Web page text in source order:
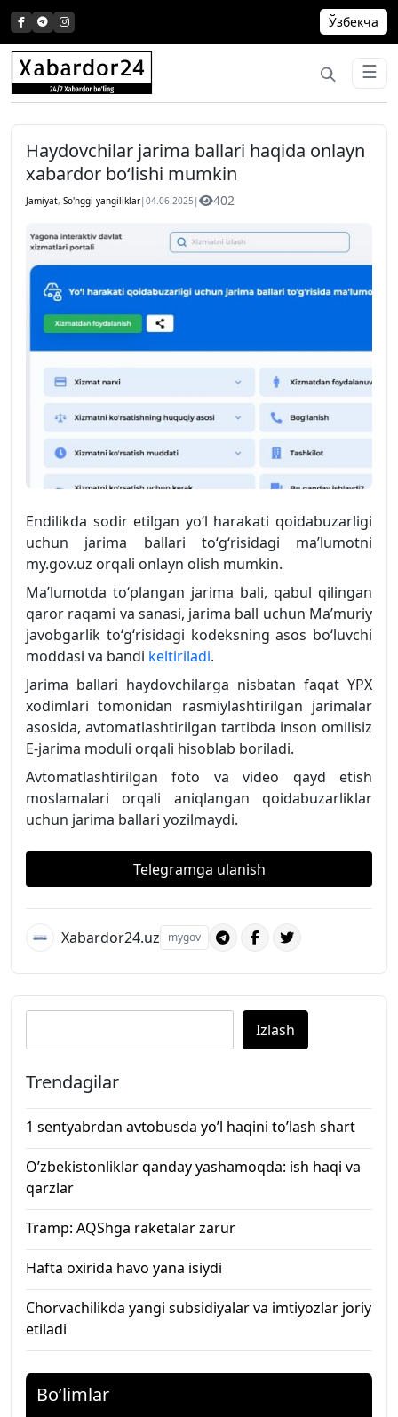
Skip
to
content
Ўзбекча
☰
Haydovchilar jarima ballari haqida onlayn
xabardor bo‘lishi mumkin
Jamiyat, So'nggi yangiliklar| 04.06.2025 | 402
Endilikda sodir etilgan yo‘l harakati qoidabuzarligi
uchun jarima ballari to‘g‘risidagi ma’lumotni
my.gov.uz orqali onlayn olish mumkin.
Ma’lumotda to‘plangan jarima bali, qabul qilingan
qaror raqami va sanasi, jarima ball uchun Ma’muriy
javobgarlik to‘g‘risidagi kodeksning asos bo‘luvchi
moddasi va bandi keltiriladi.
Jarima ballari haydovchilarga nisbatan faqat YPX
xodimlari tomonidan rasmiylashtirilgan jarimalar
asosida, avtomatlashtirilgan tartibda inson omilisiz
E-jarima moduli orqali hisoblab boriladi.
Avtomatlashtirilgan foto va video qayd etish
moslamalari orqali aniqlangan qoidabuzarliklar
uchun jarima ballari yozilmaydi.
Telegramga ulanish
Xabardor24.uz mygov
Izlash
Trendagilar
1 sentyabrdan avtobusda yo’l haqini to’lash shart
O’zbekistonliklar qanday yashamoqda: ish haqi va
qarzlar
Tramp: AQShga raketalar zarur
Hafta oxirida havo yana isiydi
Chorvachilikda yangi subsidiyalar va imtiyozlar joriy
etiladi
Bo’limlar